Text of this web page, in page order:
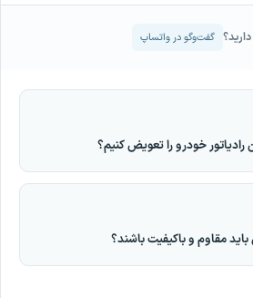
دارید؟ گفت‌وگو در واتساپ
رادیاتور خودرو را تعویض کنیم؟
مقاوم و باکیفیت باشند؟